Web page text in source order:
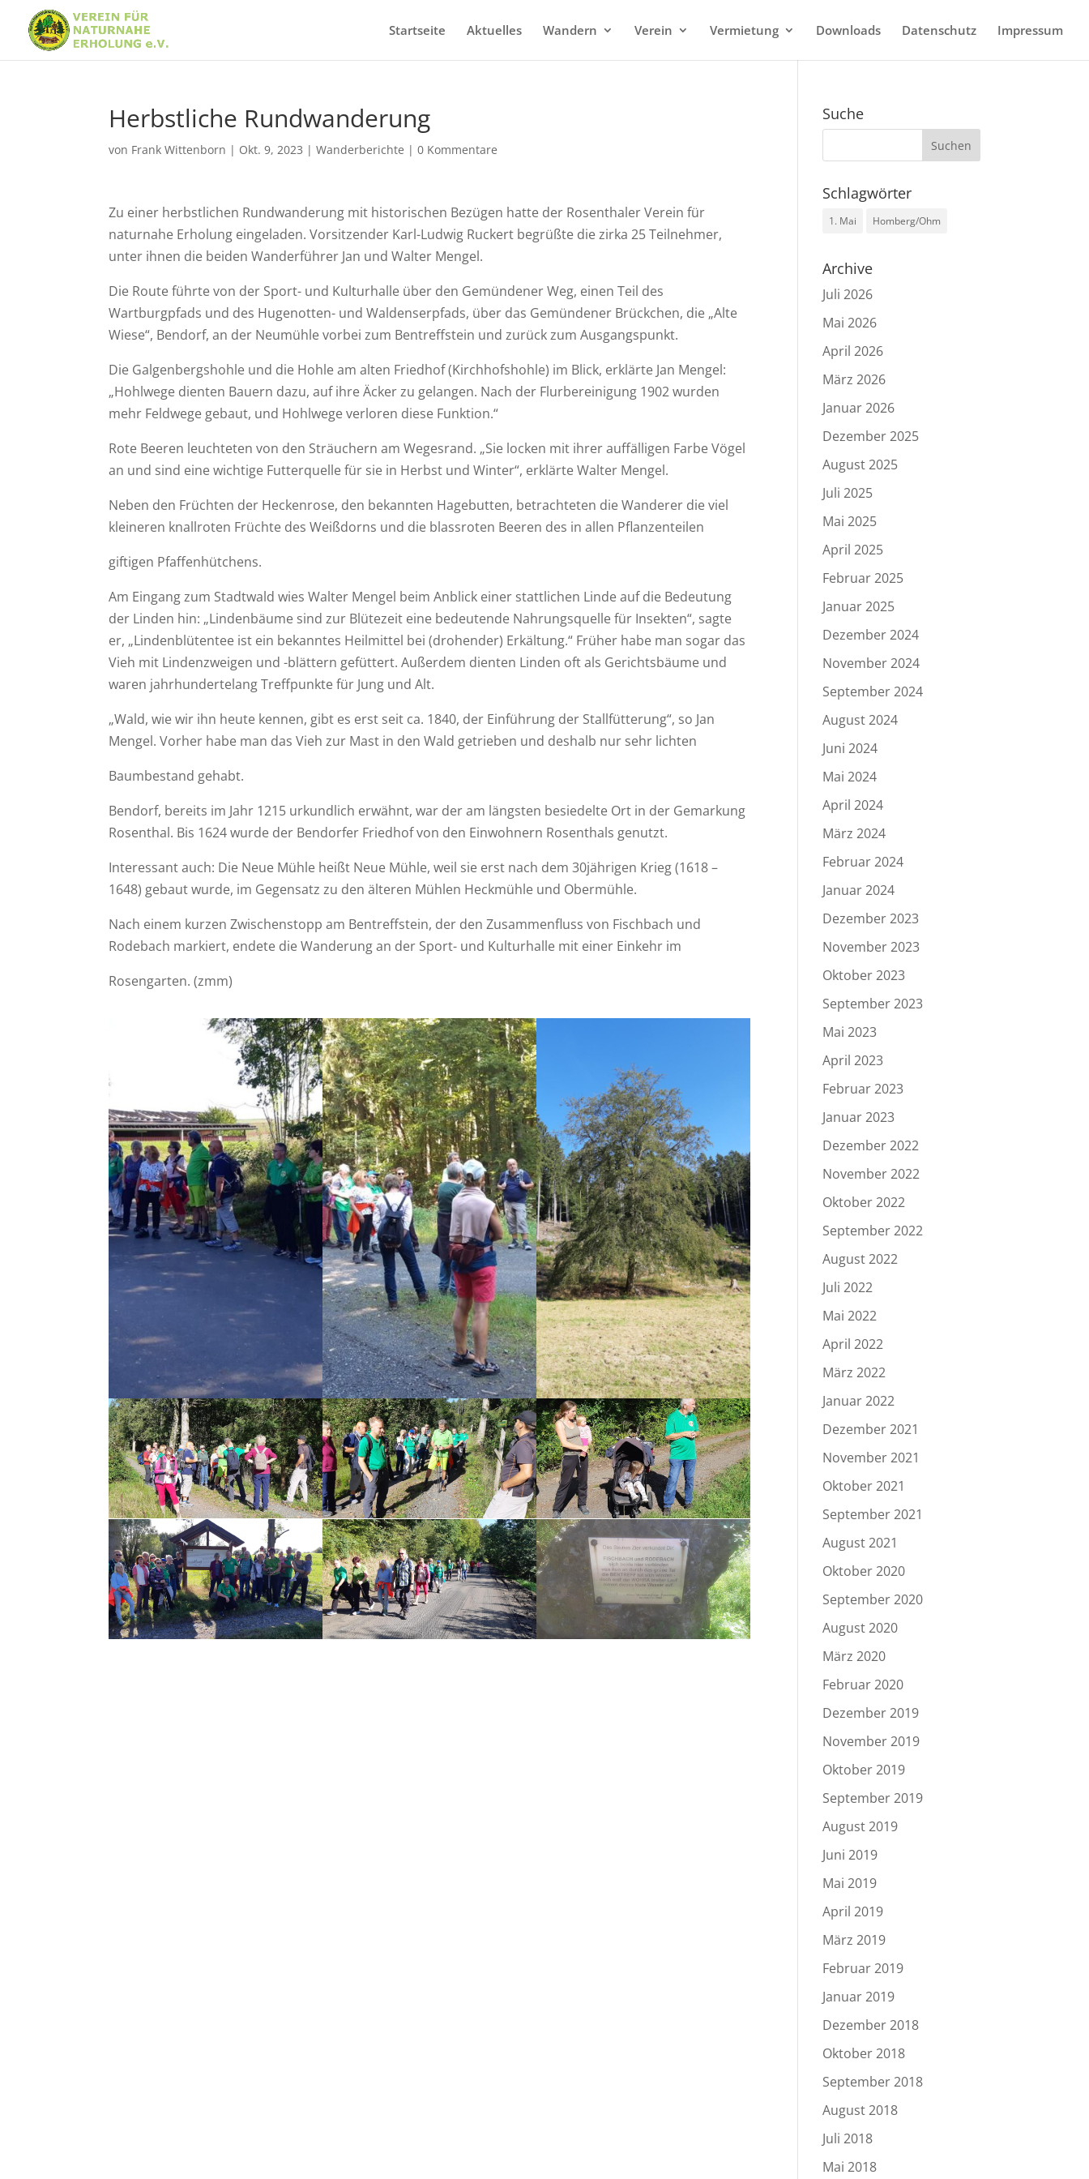
Startseite Aktuelles Wandern Verein Vermietung Downloads Datenschutz Impressum
Herbstliche Rundwanderung
von Frank Wittenborn | Okt. 9, 2023 |Wanderberichte |0 Kommentare
Zu einer herbstlichen Rundwanderung mit historischen Bezügen hatte der Rosenthaler Verein für
naturnahe Erholung eingeladen. Vorsitzender Karl-Ludwig Ruckert begrüßte die zirka 25 Teilnehmer,
unter ihnen die beiden Wanderführer Jan und Walter Mengel.
Die Route führte von der Sport- und Kulturhalle über den Gemündener Weg, einen Teil des
Wartburgpfads und des Hugenotten- und Waldenserpfads, über das Gemündener Brückchen, die „Alte
Wiese“, Bendorf, an der Neumühle vorbei zum Bentreffstein und zurück zum Ausgangspunkt.
Die Galgenbergshohle und die Hohle am alten Friedhof (Kirchhofshohle) im Blick, erklärte Jan Mengel:
„Hohlwege dienten Bauern dazu, auf ihre Äcker zu gelangen. Nach der Flurbereinigung 1902 wurden
mehr Feldwege gebaut, und Hohlwege verloren diese Funktion.“
Rote Beeren leuchteten von den Sträuchern am Wegesrand. „Sie locken mit ihrer auffälligen Farbe Vögel
an und sind eine wichtige Futterquelle für sie in Herbst und Winter“, erklärte Walter Mengel.
Neben den Früchten der Heckenrose, den bekannten Hagebutten, betrachteten die Wanderer die viel
kleineren knallroten Früchte des Weißdorns und die blassroten Beeren des in allen Pflanzenteilen
giftigen Pfaffenhütchens.
Am Eingang zum Stadtwald wies Walter Mengel beim Anblick einer stattlichen Linde auf die Bedeutung
der Linden hin: „Lindenbäume sind zur Blütezeit eine bedeutende Nahrungsquelle für Insekten“, sagte
er, „Lindenblütentee ist ein bekanntes Heilmittel bei (drohender) Erkältung.“ Früher habe man sogar das
Vieh mit Lindenzweigen und -blättern gefüttert. Außerdem dienten Linden oft als Gerichtsbäume und
waren jahrhundertelang Treffpunkte für Jung und Alt.
„Wald, wie wir ihn heute kennen, gibt es erst seit ca. 1840, der Einführung der Stallfütterung“, so Jan
Mengel. Vorher habe man das Vieh zur Mast in den Wald getrieben und deshalb nur sehr lichten
Baumbestand gehabt.
Bendorf, bereits im Jahr 1215 urkundlich erwähnt, war der am längsten besiedelte Ort in der Gemarkung
Rosenthal. Bis 1624 wurde der Bendorfer Friedhof von den Einwohnern Rosenthals genutzt.
Interessant auch: Die Neue Mühle heißt Neue Mühle, weil sie erst nach dem 30jährigen Krieg (1618 –
1648) gebaut wurde, im Gegensatz zu den älteren Mühlen Heckmühle und Obermühle.
Nach einem kurzen Zwischenstopp am Bentreffstein, der den Zusammenfluss von Fischbach und
Rodebach markiert, endete die Wanderung an der Sport- und Kulturhalle mit einer Einkehr im
Rosengarten. (zmm)
Suche
Schlagwörter
1. Mai Homberg/Ohm
Archive
Juli 2026
Mai 2026
April 2026
März 2026
Januar 2026
Dezember 2025
August 2025
Juli 2025
Mai 2025
April 2025
Februar 2025
Januar 2025
Dezember 2024
November 2024
September 2024
August 2024
Juni 2024
Mai 2024
April 2024
März 2024
Februar 2024
Januar 2024
Dezember 2023
November 2023
Oktober 2023
September 2023
Mai 2023
April 2023
Februar 2023
Januar 2023
Dezember 2022
November 2022
Oktober 2022
September 2022
August 2022
Juli 2022
Mai 2022
April 2022
März 2022
Januar 2022
Dezember 2021
November 2021
Oktober 2021
September 2021
August 2021
Oktober 2020
September 2020
August 2020
März 2020
Februar 2020
Dezember 2019
November 2019
Oktober 2019
September 2019
August 2019
Juni 2019
Mai 2019
April 2019
März 2019
Februar 2019
Januar 2019
Dezember 2018
Oktober 2018
September 2018
August 2018
Juli 2018
Mai 2018